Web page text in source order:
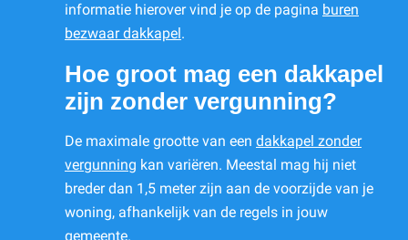
informatie hierover vind je op de pagina buren
bezwaar dakkapel .
Hoe groot mag een dakkapel
zijn zonder vergunning?
De maximale grootte van een dakkapel zonder
vergunning kan variëren. Meestal mag hij niet
breder dan 1,5 meter zijn aan de voorzijde van je
woning, afhankelijk van de regels in jouw
gemeente.